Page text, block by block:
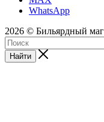
WhatsApp
2026 © Бильярдный
Найти